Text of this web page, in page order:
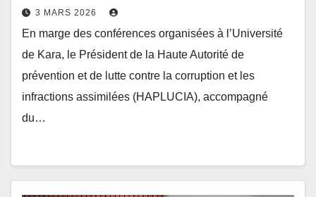
En marge des conférences organisées à l’Université
de Kara, le Président de la Haute Autorité de
prévention et de lutte contre la corruption et les
infractions assimilées (HAPLUCIA), accompagné
du…